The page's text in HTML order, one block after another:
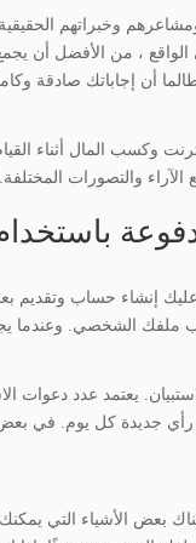
وخبراتهم
، من الأفضل أن
وكسب المال أثناء
إنشاء حساب وتقديم
يعتمد عدد
جديدة كل يوم. في بعض
بعض الأشياء التي